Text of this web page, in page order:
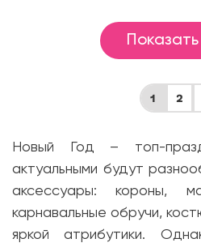
1 2
Новый Год – топ-
актуальными будут
аксессуары: короны,
карнавальные обручи,
яркой атрибутики.